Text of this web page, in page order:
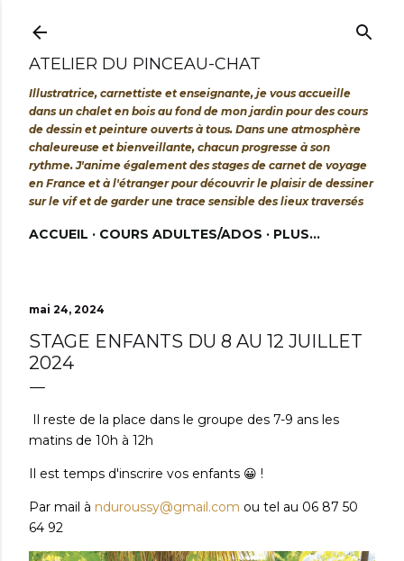
ATELIER DU PINCEAU-CHAT
Illustratrice, carnettiste et enseignante, je vous accueille
dans un chalet en bois au fond de mon jardin pour des cours
de dessin et peinture ouverts à tous. Dans une atmosphère
chaleureuse et bienveillante, chacun progresse à son
rythme. J'anime également des stages de carnet de voyage
en France et à l'étranger pour découvrir le plaisir de dessiner
sur le vif et de garder une trace sensible des lieux traversés
ACCUEIL COURS ADULTES/ADOS PLUS…
mai 24, 2024
STAGE ENFANTS DU 8 AU 12 JUILLET
2024
Il reste de la place dans le groupe des 7-9 ans les
matins de 10h à 12h
Il est temps d'inscrire vos enfants 😀 !
Par mail à nduroussy@gmail.com ou tel au 06 87 50
64 92